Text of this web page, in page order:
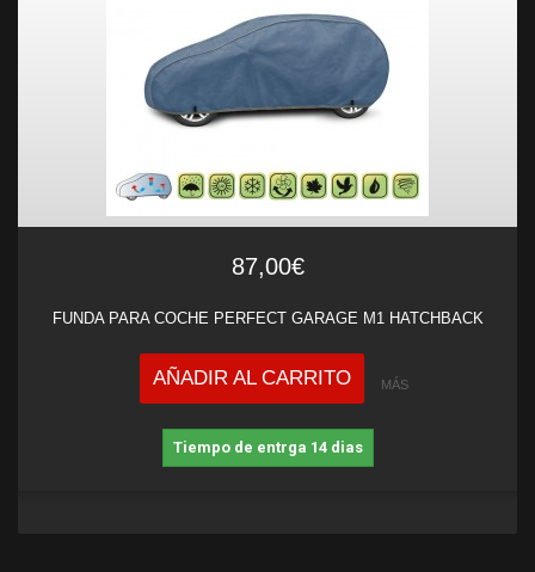
87,00€
FUNDA PARA COCHE PERFECT GARAGE M1 HATCHBACK
AÑADIR AL CARRITO MÁS
Tiempo de entrga 14 dias